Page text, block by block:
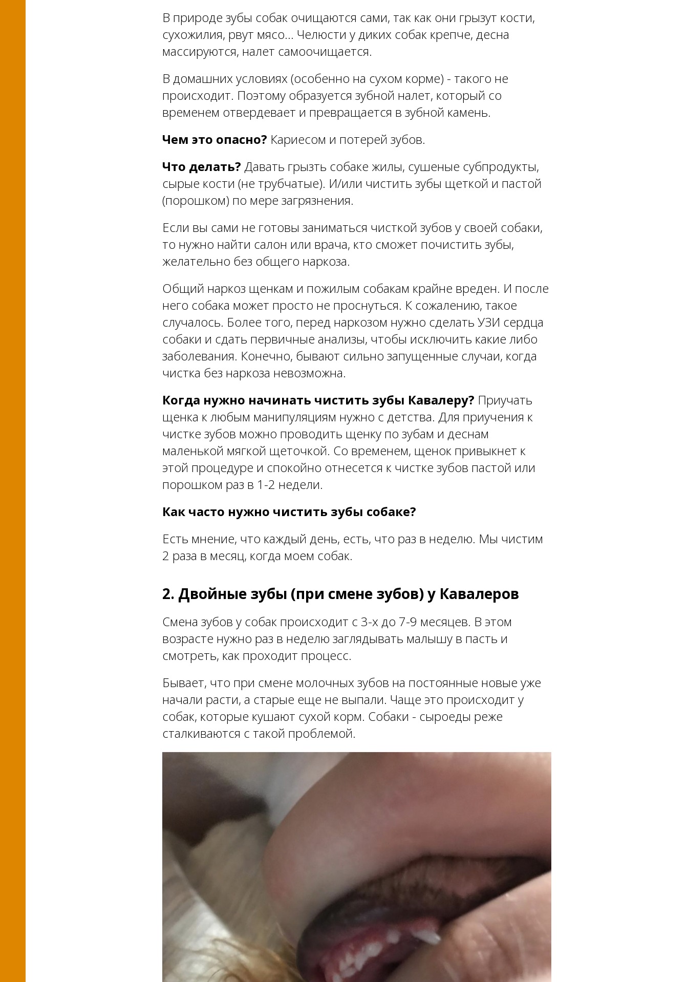
В природе зубы собак очищаются сами, так как они грызут кости,
сухожилия, рвут мясо... Челюсти у диких собак крепче, десна
массируются, налет самоочищается.
В домашних условиях (особенно на сухом корме) - такого не
происходит. Поэтому образуется зубной налет, который со
временем отвердевает и превращается в зубной камень.
Чем это опасно? Кариесом и потерей зубов.
Что делать? Давать грызть собаке жилы, сушеные субпродукты,
сырые кости (не трубчатые). И/или чистить зубы щеткой и пастой
(порошком) по мере загрязнения.
Если вы сами не готовы заниматься чисткой зубов у своей собаки,
то нужно найти салон или врача, кто сможет почистить зубы,
желательно без общего наркоза.
Общий наркоз щенкам и пожилым собакам крайне вреден. И после
него собака может просто не проснуться. К сожалению, такое
случалось. Более того, перед наркозом нужно сделать УЗИ сердца
собаки и сдать первичные анализы, чтобы исключить какие либо
заболевания. Конечно, бывают сильно запущенные случаи, когда
чистка без наркоза невозможна.
Когда нужно начинать чистить зубы Кавалеру? Приучать
щенка к любым манипуляциям нужно с детства. Для приучения к
чистке зубов можно проводить щенку по зубам и деснам
маленькой мягкой щеточкой. Со временем, щенок привыкнет к
этой процедуре и спокойно отнесется к чистке зубов пастой или
порошком раз в 1-2 недели.
Как часто нужно чистить зубы собаке?
Есть мнение, что каждый день, есть, что раз в неделю. Мы чистим
2 раза в месяц, когда моем собак.
2. Двойные зубы (при смене зубов) у Кавалеров
Смена зубов у собак происходит с 3-х до 7-9 месяцев. В этом
возрасте нужно раз в неделю заглядывать малышу в пасть и
смотреть, как проходит процесс.
Бывает, что при смене молочных зубов на постоянные новые уже
начали расти, а старые еще не выпали. Чаще это происходит у
собак, которые кушают сухой корм. Собаки - сыроеды реже
сталкиваются с такой проблемой.